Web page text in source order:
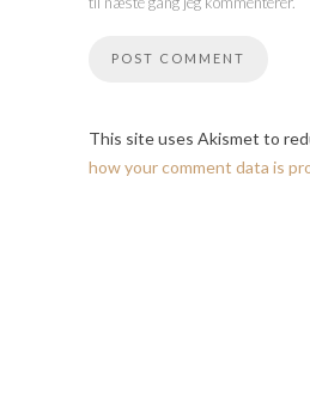
This site uses Akismet to
how your comment data is